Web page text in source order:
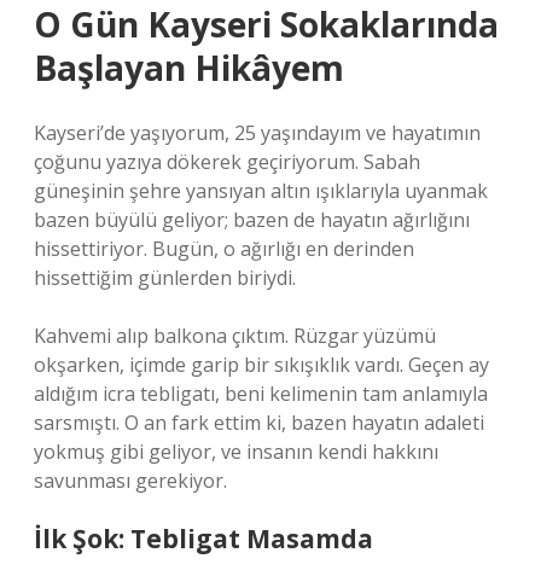
O Gün Kayseri Sokaklarında
Başlayan Hikâyem
Kayseri’de yaşıyorum, 25 yaşındayım ve hayatımın
çoğunu yazıya dökerek geçiriyorum. Sabah
güneşinin şehre yansıyan altın ışıklarıyla uyanmak
bazen büyülü geliyor; bazen de hayatın ağırlığını
hissettiriyor. Bugün, o ağırlığı en derinden
hissettiğim günlerden biriydi.
Kahvemi alıp balkona çıktım. Rüzgar yüzümü
okşarken, içimde garip bir sıkışıklık vardı. Geçen ay
aldığım icra tebligatı, beni kelimenin tam anlamıyla
sarsmıştı. O an fark ettim ki, bazen hayatın adaleti
yokmuş gibi geliyor, ve insanın kendi hakkını
savunması gerekiyor.
İlk Şok: Tebligat Masamda